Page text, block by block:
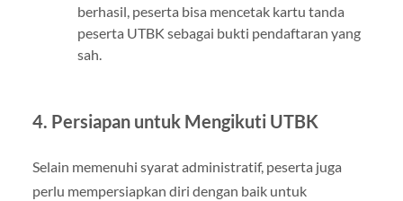
berhasil, peserta bisa mencetak kartu tanda
peserta UTBK sebagai bukti pendaftaran yang
sah.
4. Persiapan untuk Mengikuti UTBK
Selain memenuhi syarat administratif, peserta juga
perlu mempersiapkan diri dengan baik untuk